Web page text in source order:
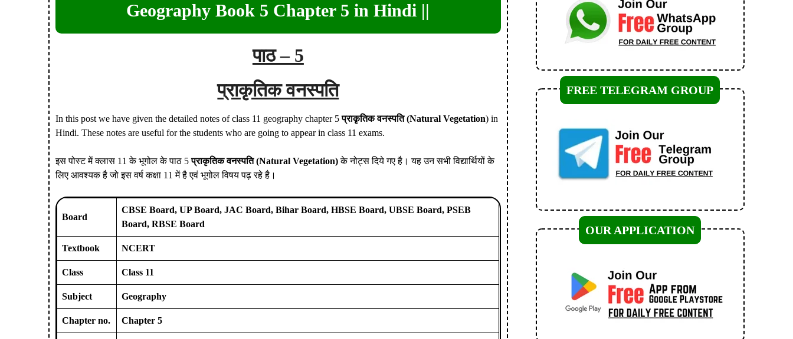
Geography Book 5 Chapter 5 in Hindi ||
पाठ – 5
प्राकृतिक वनस्पति
In this post we have given the detailed notes of class 11 geography chapter 5प्राकृतिक वनस्पति (Natural Vegetation) in
Hindi. These notes are useful for the students who are going to appear in class 11 exams.
इस पोस्ट में क्लास 11 के भूगोल के पाठ 5प्राकृतिक वनस्पति(Natural Vegetation)के नोट्स दिये गए है। यह उन सभी विद्यार्थियों के
लिए आवश्यक है जो इस वर्ष कक्षा 11 में है एवं भूगोल विषय पढ़ रहे है।
Board
CBSE Board, UP Board, JAC Board, Bihar Board, HBSE Board, UBSE Board, PSEB
Board, RBSE Board
Textbook NCERT
Class Class 11
Subject Geography
Chapter no. Chapter 5
FREE TELEGRAM GROUP
OUR APPLICATION